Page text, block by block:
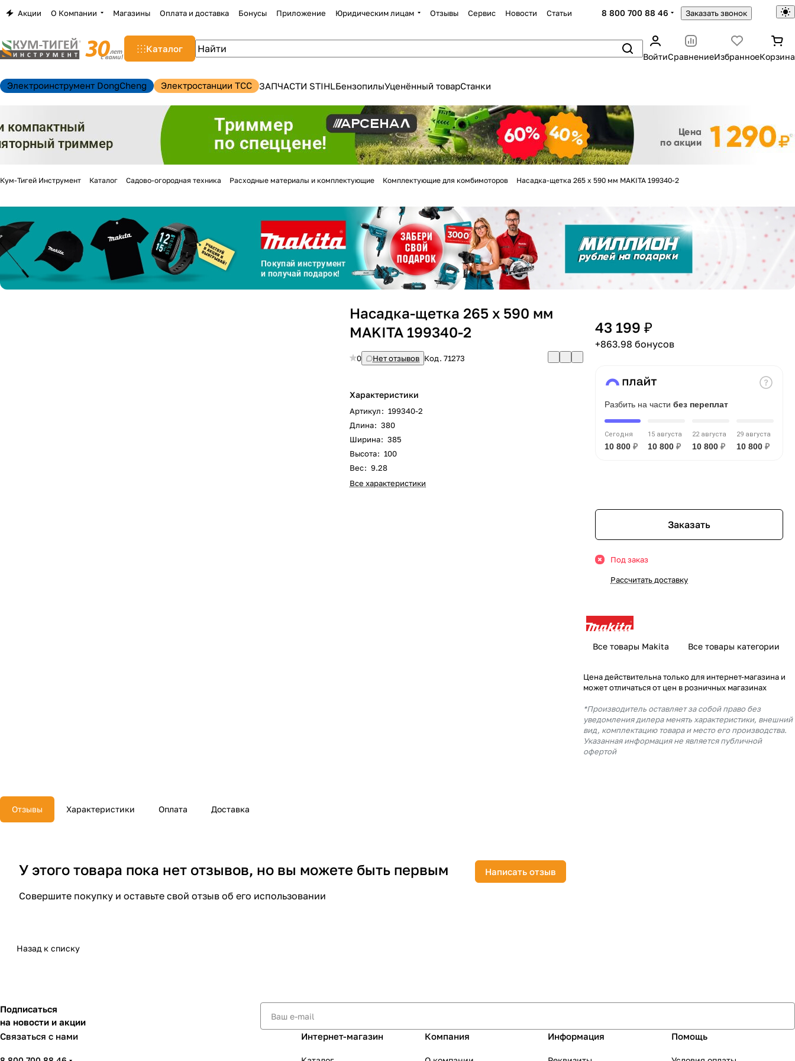
Акции О Компании Магазины Оплата и доставка Бонусы Приложение Юридическим лицам Отзывы Сервис Новости Статьи 8 800 700 88 46 Заказать звонок
Каталог
ВойтиСравнениеИзбранноеКорзина
Электроинструмент DongCheng Электростанции TCC ЗАПЧАСТИ STIHLБензопилыУценённый товарСтанки
Кум-Тигей Инструмент Каталог Садово-огородная техника Расходные материалы и комплектующие Комплектующие для комбимоторов Насадка-щетка 265 х 590 мм MAKITA 199340-2
Насадка-щетка 265 х 590 мм
MAKITA 199340-2
0 Нет отзывов Код.71273
Характеристики
Артикул: 199340-2
Длина: 380
Ширина: 385
Высота: 100
Вес: 9.28
Все характеристики
43 199 ₽
+863.98 бонусов
Разбить на части без переплат
Сегодня
10 800 ₽
15 августа
10 800 ₽
22 августа
10 800 ₽
29 августа
10 800 ₽
Заказать
Под заказ
Рассчитать доставку
Все товары Makita Все товары категории
Цена действительна только для интернет-магазина и
может отличаться от цен в розничных магазинах
*Производитель оставляет за собой право без
уведомления дилера менять характеристики, внешний
вид, комплектацию товара и место его производства.
Указанная информация не является публичной
офертой
Отзывы Характеристики Оплата Доставка
У этого товара пока нет отзывов, но вы можете быть первым
Совершите покупку и оставьте свой отзыв об его использовании
Написать отзыв
Назад к списку
Подписаться
на новости и акции
Связаться с нами
Интернет-магазин Компания Информация Помощь
Для клиентов всех банков
на частибез переплат
График платежей
Оплачивайте сегодня только
% картой любого банка
Получайте товарвыбранный способом
раз в 2 недели